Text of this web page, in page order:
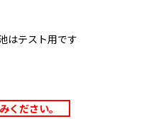
テスト用です
ください。